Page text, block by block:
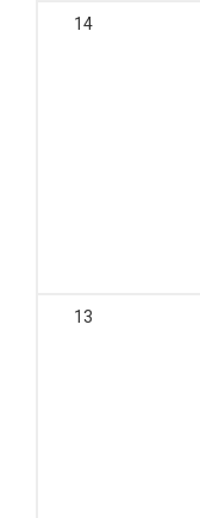
14
13